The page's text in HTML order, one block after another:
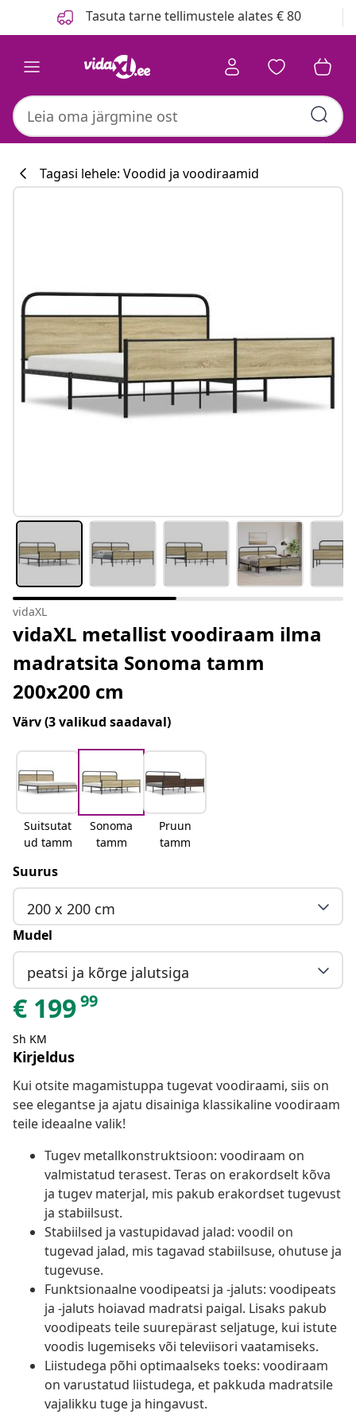
Tasuta tarne tellimustele alates € 80
Tagasi lehele: Voodid ja voodiraamid
vidaXL
vidaXL metallist voodiraam ilma
madratsita Sonoma tamm
200x200 cm
Värv(3 valikud saadaval)
Suitsutat
ud tamm
Sonoma
tamm
Pruun
tamm
Suurus
200 x 200 cm
Mudel
peatsi ja kõrge jalutsiga
€ 19999
Sh KM
Kirjeldus
Kui otsite magamistuppa tugevat voodiraami, siis on
see elegantse ja ajatu disainiga klassikaline voodiraam
teile ideaalne valik!
Tugev metallkonstruktsioon: voodiraam on
valmistatud terasest. Teras on erakordselt kõva
ja tugev materjal, mis pakub erakordset tugevust
ja stabiilsust.
Stabiilsed ja vastupidavad jalad: voodil on
tugevad jalad, mis tagavad stabiilsuse, ohutuse ja
tugevuse.
Funktsionaalne voodipeatsi ja -jaluts: voodipeats
ja -jaluts hoiavad madratsi paigal. Lisaks pakub
voodipeats teile suurepärast seljatuge, kui istute
voodis lugemiseks või televiisori vaatamiseks.
Liistudega põhi optimaalseks toeks: voodiraam
on varustatud liistudega, et pakkuda madratsile
vajalikku tuge ja hingavust.